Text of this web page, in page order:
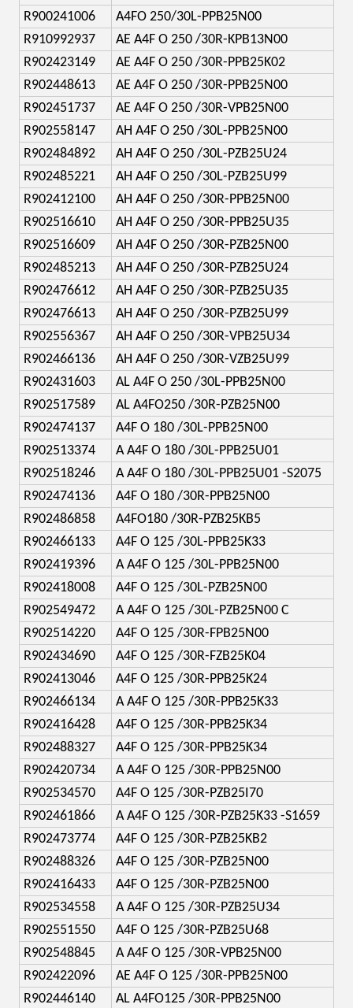
R900241006
A4FO 250/30L-PPB25N00
R910992937
AE A4F O 250 /30R-KPB13N00
R902423149
AE A4F O 250 /30R-PPB25K02
R902448613
AE A4F O 250 /30R-PPB25N00
R902451737
AE A4F O 250 /30R-VPB25N00
R902558147
AH A4F O 250 /30L-PPB25N00
R902484892
AH A4F O 250 /30L-PZB25U24
R902485221
AH A4F O 250 /30L-PZB25U99
R902412100
AH A4F O 250 /30R-PPB25N00
R902516610
AH A4F O 250 /30R-PPB25U35
R902516609
AH A4F O 250 /30R-PZB25N00
R902485213
AH A4F O 250 /30R-PZB25U24
R902476612
AH A4F O 250 /30R-PZB25U35
R902476613
AH A4F O 250 /30R-PZB25U99
R902556367
AH A4F O 250 /30R-VPB25U34
R902466136
AH A4F O 250 /30R-VZB25U99
R902431603
AL A4F O 250 /30L-PPB25N00
R902517589
AL A4FO250 /30R-PZB25N00
R902474137
A4F O 180 /30L-PPB25N00
R902513374
A A4F O 180 /30L-PPB25U01
R902518246
A A4F O 180 /30L-PPB25U01 -S2075
R902474136
A4F O 180 /30R-PPB25N00
R902486858
A4FO180 /30R-PZB25KB5
R902466133
A4F O 125 /30L-PPB25K33
R902419396
A A4F O 125 /30L-PPB25N00
R902418008
A4F O 125 /30L-PZB25N00
R902549472
A A4F O 125 /30L-PZB25N00 C
R902514220
A4F O 125 /30R-FPB25N00
R902434690
A4F O 125 /30R-FZB25K04
R902413046
A4F O 125 /30R-PPB25K24
R902466134
A A4F O 125 /30R-PPB25K33
R902416428
A4F O 125 /30R-PPB25K34
R902488327
A4F O 125 /30R-PPB25K34
R902420734
A A4F O 125 /30R-PPB25N00
R902534570
A4F O 125 /30R-PZB25I70
R902461866
A A4F O 125 /30R-PZB25K33 -S1659
R902473774
A4F O 125 /30R-PZB25KB2
R902488326
A4F O 125 /30R-PZB25N00
R902416433
A4F O 125 /30R-PZB25N00
R902534558
A A4F O 125 /30R-PZB25U34
R902551550
A4F O 125 /30R-PZB25U68
R902548845
A A4F O 125 /30R-VPB25N00
R902422096
AE A4F O 125 /30R-PPB25N00
R902446140
AL A4FO125 /30R-PPB25N00